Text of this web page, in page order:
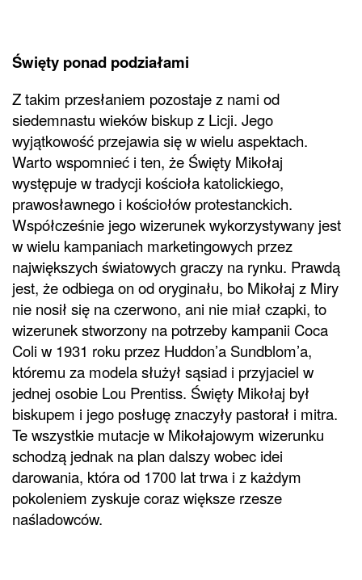
Święty ponad podziałami
Z takim przesłaniem pozostaje z nami od
siedemnastu wieków biskup z Licji. Jego
wyjątkowość przejawia się w wielu aspektach.
Warto wspomnieć i ten, że Święty Mikołaj
występuje w tradycji kościoła katolickiego,
prawosławnego i kościołów protestanckich.
Współcześnie jego wizerunek wykorzystywany jest
w wielu kampaniach marketingowych przez
największych światowych graczy na rynku. Prawdą
jest, że odbiega on od oryginału, bo Mikołaj z Miry
nie nosił się na czerwono, ani nie miał czapki, to
wizerunek stworzony na potrzeby kampanii Coca
Coli w 1931 roku przez Huddon’a Sundblom’a,
któremu za modela służył sąsiad i przyjaciel w
jednej osobie Lou Prentiss. Święty Mikołaj był
biskupem i jego posługę znaczyły pastorał i mitra.
Te wszystkie mutacje w Mikołajowym wizerunku
schodzą jednak na plan dalszy wobec idei
darowania, która od 1700 lat trwa i z każdym
pokoleniem zyskuje coraz większe rzesze
naśladowców.